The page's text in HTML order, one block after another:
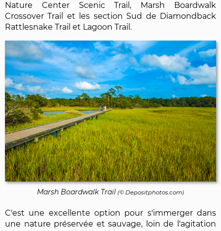
Nature Center Scenic Trail, Marsh Boardwalk
Crossover Trail et les section Sud de Diamondback
Rattlesnake Trail et Lagoon Trail.
Marsh Boardwalk Trail (© Depositphotos.com)
C'est une excellente option pour s'immerger dans
une nature préservée et sauvage, loin de l'agitation